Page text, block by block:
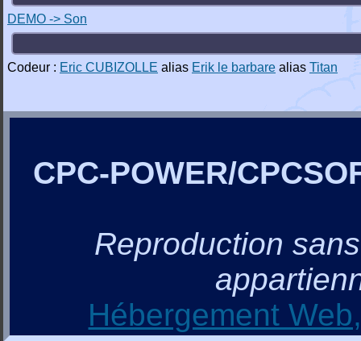
DEMO -> Son
Codeur : Eric CUBIZOLLE alias Erik le barbare alias Titan
CPC-POWER/
Reproduction
Hébergement